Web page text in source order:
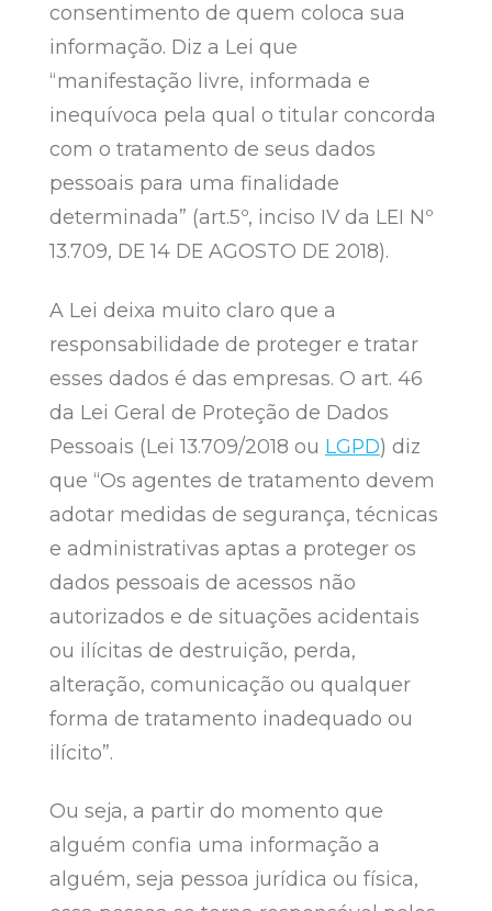
consentimento de quem coloca sua
informação. Diz a Lei que
“manifestação livre, informada e
inequívoca pela qual o titular concorda
com o tratamento de seus dados
pessoais para uma finalidade
determinada” (art.5º, inciso IV da LEI Nº
13.709, DE 14 DE AGOSTO DE 2018).
A Lei deixa muito claro que a
responsabilidade de proteger e tratar
esses dados é das empresas. O art. 46
da Lei Geral de Proteção de Dados
Pessoais (Lei 13.709/2018 ou LGPD) diz
que “Os agentes de tratamento devem
adotar medidas de segurança, técnicas
e administrativas aptas a proteger os
dados pessoais de acessos não
autorizados e de situações acidentais
ou ilícitas de destruição, perda,
alteração, comunicação ou qualquer
forma de tratamento inadequado ou
ilícito”.
Ou seja, a partir do momento que
alguém confia uma informação a
alguém, seja pessoa jurídica ou física,